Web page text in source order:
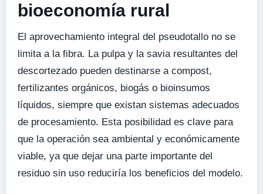
bioeconomía rural
El aprovechamiento integral del pseudotallo no se
limita a la fibra. La pulpa y la savia resultantes del
descortezado pueden destinarse a compost,
fertilizantes orgánicos, biogás o bioinsumos
líquidos, siempre que existan sistemas adecuados
de procesamiento. Esta posibilidad es clave para
que la operación sea ambiental y económicamente
viable, ya que dejar una parte importante del
residuo sin uso reduciría los beneficios del modelo.